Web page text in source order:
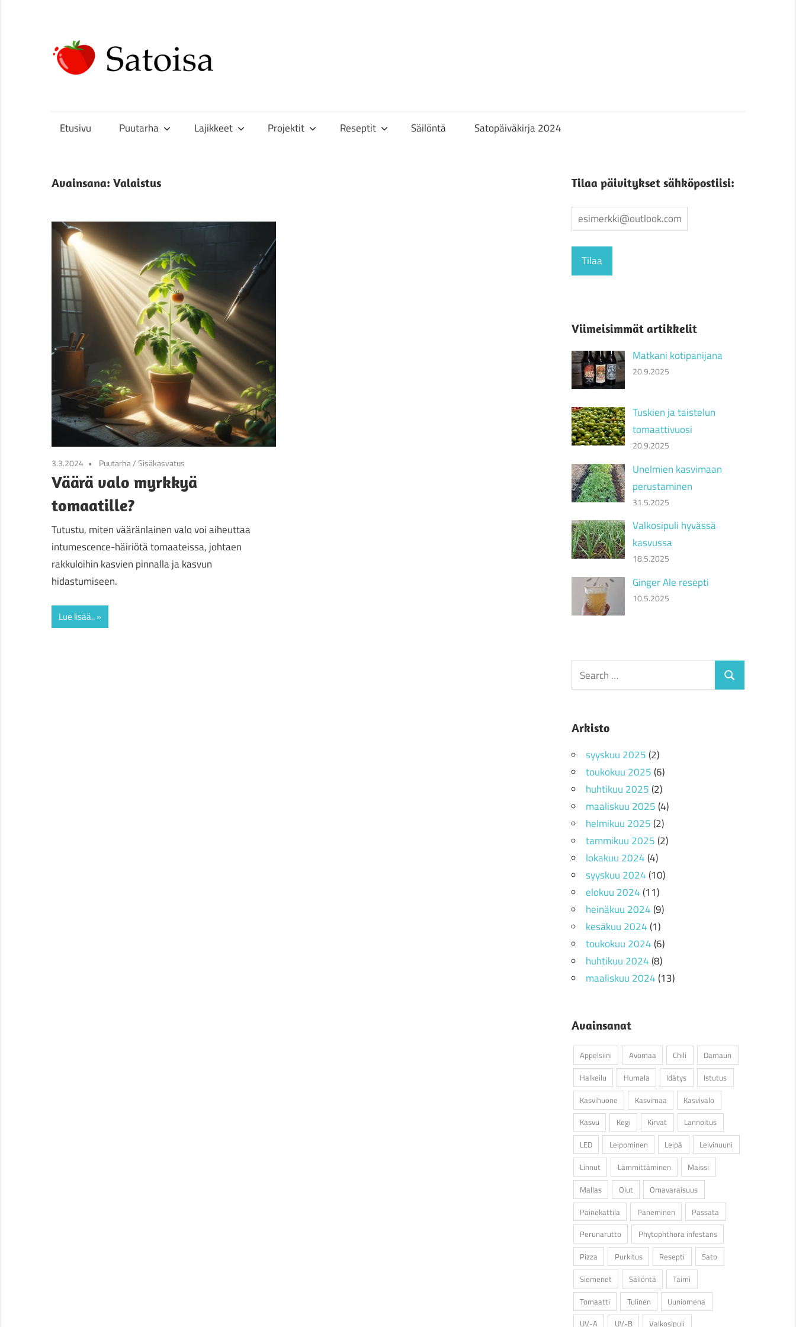
content
Etusivu Puutarha Lajikkeet Projektit Reseptit Säilöntä Satopäiväkirja 2024
Avainsana: Valaistus
3.3.2024 Puutarha/Sisäkasvatus
Väärä valo myrkkyä
tomaatille?
Tutustu, miten vääränlainen valo voi aiheuttaa
intumescence-häiriötä tomaateissa, johtaen
rakkuloihin kasvien pinnalla ja kasvun
hidastumiseen.
Lue lisää..
Tilaa päivitykset sähköpostiisi:
Viimeisimmät artikkelit
Matkani kotipanijana
20.9.2025
Tuskien ja taistelun
tomaattivuosi
20.9.2025
Unelmien kasvimaan
perustaminen
31.5.2025
Valkosipuli hyvässä
kasvussa
18.5.2025
Ginger Ale resepti
10.5.2025
Search
for:
Search
Arkisto
syyskuu 2025(2)
toukokuu 2025(6)
huhtikuu 2025(2)
maaliskuu 2025(4)
helmikuu 2025(2)
tammikuu 2025(2)
lokakuu 2024(4)
syyskuu 2024(10)
elokuu 2024(11)
heinäkuu 2024(9)
kesäkuu 2024(1)
toukokuu 2024(6)
huhtikuu 2024(8)
maaliskuu 2024(13)
Avainsanat
Appelsiini Avomaa Chili
Damaun
Halkeilu
Humala Idätys
Istutus
Kasvihuone
Kasvimaa
Kasvivalo
Kasvu
Kegi Kirvat
Lannoitus
LED
Leipominen Leipä
Leivinuuni
Linnut
Lämmittäminen
Maissi
Mallas
Olut
Omavaraisuus
Painekattila
Paneminen
Passata
Perunarutto
Phytophthora infestans
Pizza
Purkitus Resepti
Sato
Siemenet
Säilöntä
Taimi
Tomaatti
Tulinen
Uuniomena
UV-A
UV-B Valkosipuli